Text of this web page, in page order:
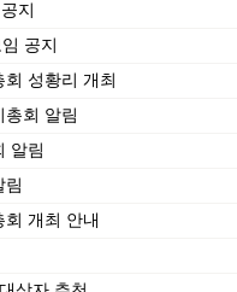
지
공지
성황리 개최
총회 알림
알림
림
개최 안내